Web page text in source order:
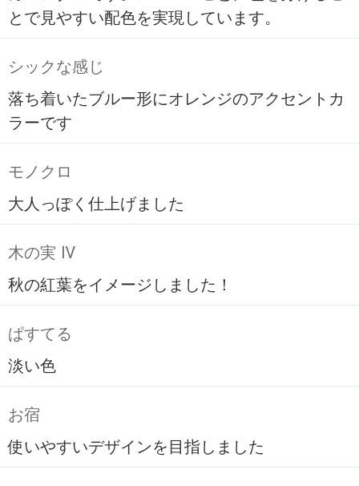
とで見やすい配色を実現しています。
シックな感じ
落ち着いたブルー形にオレンジのアクセントカ
ラーです
モノクロ
大人っぽく仕上げました
木の実 Ⅳ
秋の紅葉をイメージしました！
ぱすてる
淡い色
お宿
使いやすいデザインを目指しました